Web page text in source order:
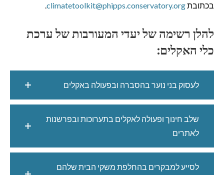
בכתובתclimatetoolkit@phipps.conservatory.org
.
להלן רשימה של יעדי המעורבות של ערכת
כלי האקלים:
לעסוק בני נוער בהסברה ובפעולה באקלים
שלב חינוך ופעולה לאקלים בתערוכות ובפרשנות
לאתרים
לסייע למבקרים בהחלפת משקי הבית שלהם